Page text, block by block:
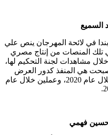
السميع
في لائحة المهرجان ينص علي
تلك المنصات من إنتاج مصري
مشاهدات لجنة التحكيم لها،
هي المنفذ كدور العرض
السينمائي، حيث تتنافس 3 أفلام خلال عام 2020، وعملين خلال عام
حسين فهمي